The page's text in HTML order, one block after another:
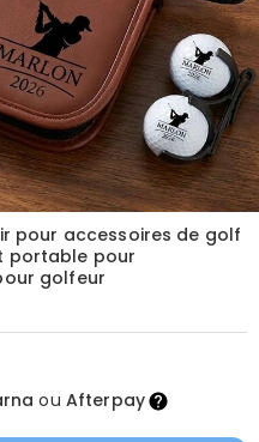
pour accessoires de golf
portable pour
golfeur
ou Afterpay